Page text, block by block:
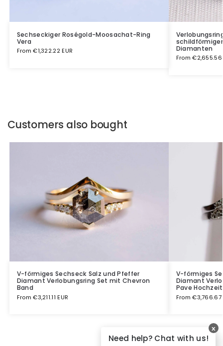
Sechseckiger Roségold-Moosachat-Ring
Vera
From€1,322.22 EUR
Diamanten
From€2,655.56
Customers also bought
V-förmiges Sechseck Salz und Pfeffer
Diamant Verlobungsring Set mit Chevron
Band
From€3,211.11 EUR
V-förmiges
Diamant
Pave
From€3,766.67
Need help? Chat with us!
x